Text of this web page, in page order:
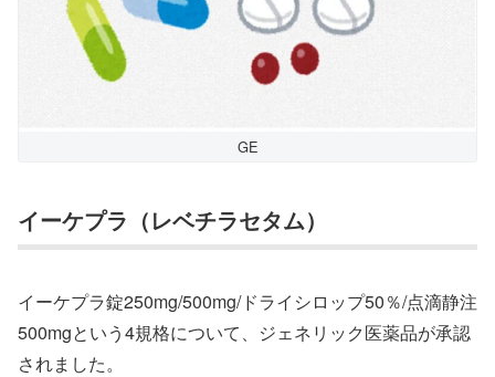
GE
イーケプラ（レベチラセタム）
イーケプラ錠250mg/500mg/ドライシロップ50％/点滴静注
500mgという4規格について、ジェネリック医薬品が承認
されました。